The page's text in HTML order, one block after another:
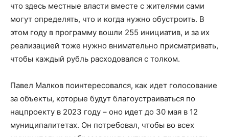
что здесь местные власти вместе с жителями сами
могут определять, что и когда нужно обустроить. В
этом году в программу вошли 255 инициатив, и за их
реализацией тоже нужно внимательно присматривать,
чтобы каждый рубль расходовался с толком.
Павел Малков поинтересовался, как идет голосование
за объекты, которые будут благоустраиваться по
нацпроекту в 2023 году – оно идет до 30 мая в 12
муниципалитетах. Он потребовал, чтобы во всех